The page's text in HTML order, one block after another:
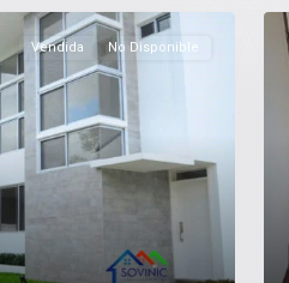
Vendida No Disponible